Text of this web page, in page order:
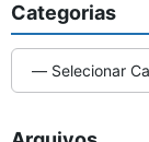
Categorias